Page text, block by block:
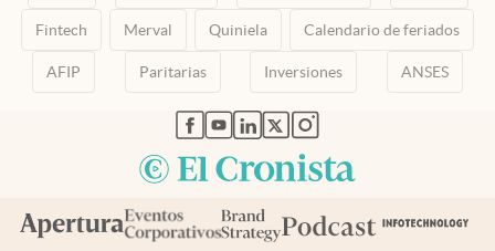
Fintech Merval Quiniela Calendario de feriados
AFIP Paritarias Inversiones ANSES
abre en nueva pestaña
abre en nueva pestaña
abre en nueva pestaña
abre en nueva pestaña
abre en nueva pestaña